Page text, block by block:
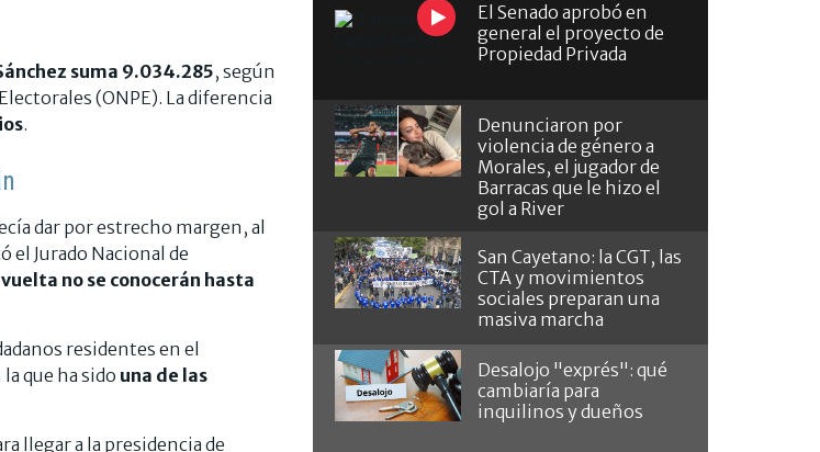
suma 9.034.285, según
(ONPE). La diferencia
.
dar por estrecho margen, al
el Jurado Nacional de
no se conocerán hasta
residentes en el
que ha sido una de las
El Senado aprobó en
general el proyecto de
Propiedad Privada
Denunciaron por
violencia de género a
Morales, el jugador de
Barracas que le hizo el
gol a River
San Cayetano: la CGT, las
CTA y movimientos
sociales preparan una
masiva marcha
Desalojo "exprés": qué
cambiaría para
inquilinos y dueños